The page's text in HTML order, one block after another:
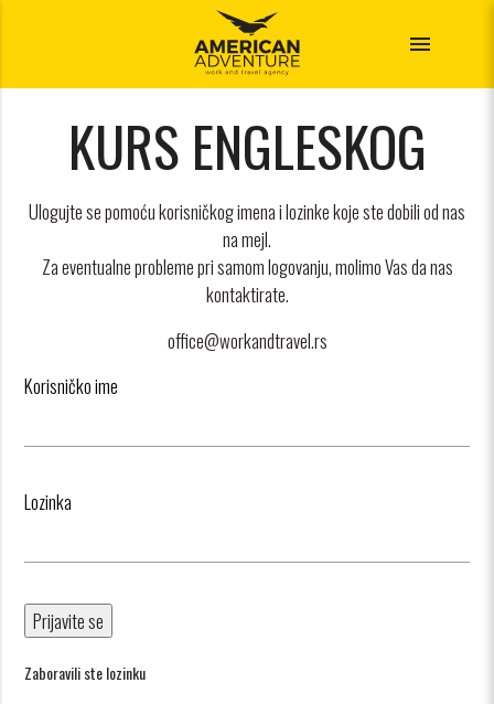
menu
KURS ENGLESKOG
Ulogujte se pomoću korisničkog imena i lozinke koje ste dobili od nas
na mejl.
Za eventualne probleme pri samom logovanju, molimo Vas da nas
kontaktirate.
office@workandtravel.rs
Korisničko ime
Lozinka
Zaboravili ste lozinku